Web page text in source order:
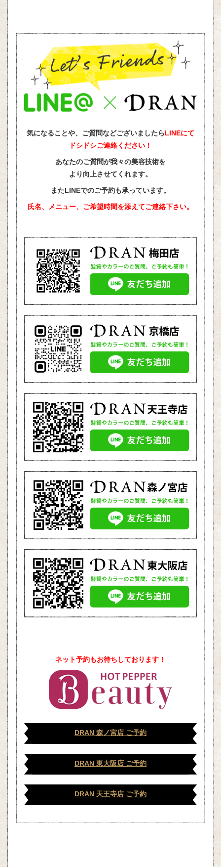
気になることや、ご質問などございましたらLINEにて
ドシドシご連絡ください！
あなたのご質問が我々の美容技術を
より向上させてくれます。
またLINEでのご予約も承っています。
氏名、メニュー、ご希望時間を添えてご連絡下さい。
ネット予約もお待ちしております！
DRAN 森ノ宮店 ご予約
DRAN 東大阪店 ご予約
DRAN 天王寺店 ご予約